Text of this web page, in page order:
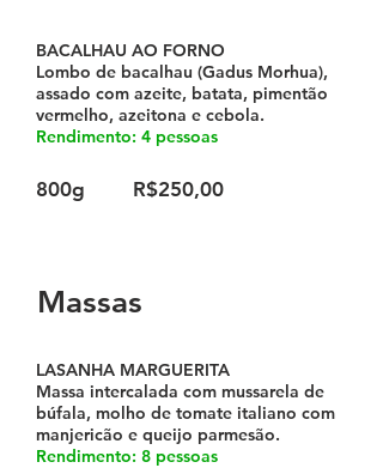
BACALHAU AO FORNO
Lombo de bacalhau (Gadus Morhua),
assado com azeite, batata, pimentão
vermelho, azeitona e cebola.
Rendimento: 4 pessoas
800g R$250,00
Massas
LASANHA MARGUERITA
Massa intercalada com mussarela de
búfala, molho de tomate italiano com
manjericão e queijo parmesão.
Rendimento: 8 pessoas